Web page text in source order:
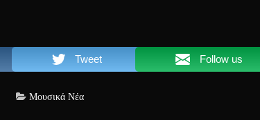
Tweet Follow us
Μουσικά Νέα